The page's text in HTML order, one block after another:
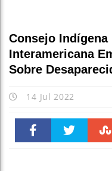
Consejo Indígena
Interamericana
Sobre
14 Jul 2022